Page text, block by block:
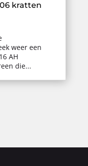
kratten
weer een
AH
die...